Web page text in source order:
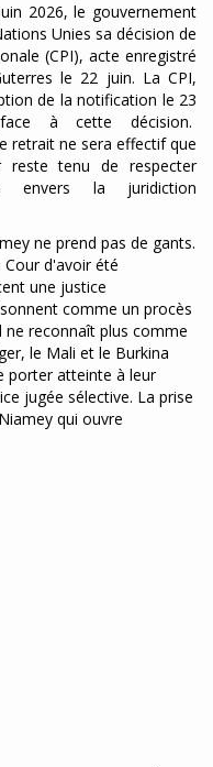
2026, le gouvernement
Unies sa décision de
(CPI), acte enregistré
le 22 juin. La CPI,
de la notification le 23
à cette décision.
retrait ne sera effectif que
tenu de respecter
envers la juridiction
ne prend pas de gants.
d'avoir été
une justice
comme un procès
ne reconnaît plus comme
le Mali et le Burkina
porter atteinte à leur
jugée sélective. La prise
qui ouvre